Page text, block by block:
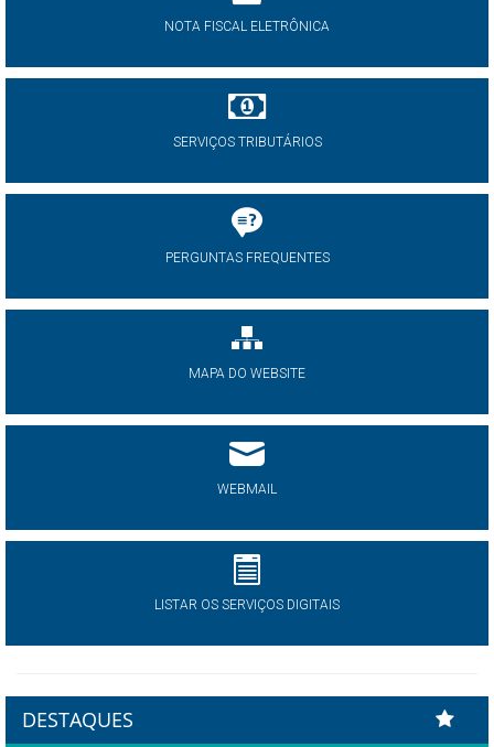
NOTA FISCAL ELETRÔNICA
SERVIÇOS TRIBUTÁRIOS
PERGUNTAS FREQUENTES
MAPA DO WEBSITE
WEBMAIL
LISTAR OS SERVIÇOS DIGITAIS
DESTAQUES